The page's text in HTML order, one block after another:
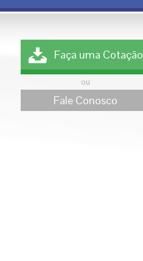
Faça uma Cotação
ou
Fale Conosco